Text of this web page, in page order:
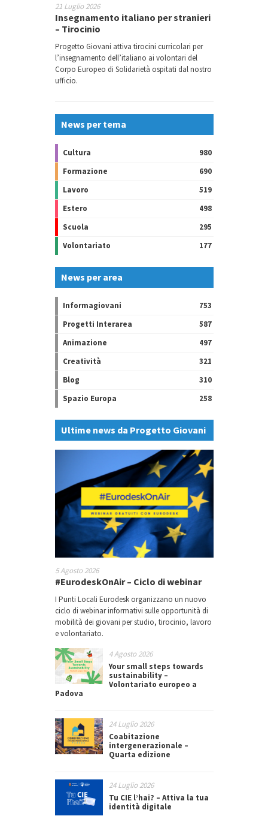
21 Luglio 2026
Insegnamento italiano per stranieri
– Tirocinio
Progetto Giovani attiva tirocini curricolari per
l’insegnamento dell’italiano ai volontari del
Corpo Europeo di Solidarietà ospitati dal nostro
ufficio.
News per tema
Cultura
980
Formazione
690
Lavoro
519
Estero
498
Scuola
295
Volontariato
177
News per area
Informagiovani
753
Progetti Interarea
587
Animazione
497
Creatività
321
Blog
310
Spazio Europa
258
Ultime news da Progetto Giovani
5 Agosto 2026
#EurodeskOnAir – Ciclo di webinar
I Punti Locali Eurodesk organizzano un nuovo
ciclo di webinar informativi sulle opportunità di
mobilità dei giovani per studio, tirocinio, lavoro
e volontariato.
4 Agosto 2026
Your small steps towards
sustainability –
Volontariato europeo a
Padova
24 Luglio 2026
Coabitazione
intergenerazionale –
Quarta edizione
24 Luglio 2026
Tu CIE l’hai? – Attiva la tua
identità digitale